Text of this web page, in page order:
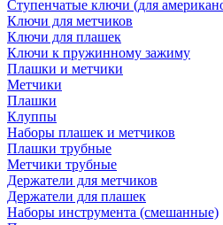
Ступенчатые ключи (для
Ключи для метчиков
Ключи для плашек
Ключи к пружинному зажиму
Плашки и метчики
Метчики
Плашки
Клуппы
Наборы плашек и метчиков
Плашки трубные
Метчики трубные
Держатели для метчиков
Держатели для плашек
Наборы инструмента (смешанные)